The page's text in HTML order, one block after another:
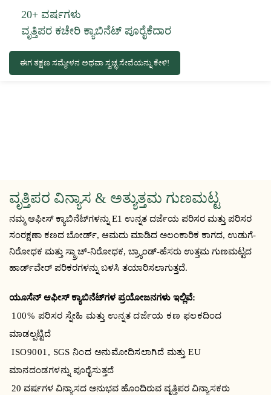
20+ ವರ್ಷಗಳು
ವೃತ್ತಿಪರ ಕಚೇರಿ ಕ್ಯಾಬಿನೆಟ್ ಪೂರೈಕೆದಾರ
ಈಗ ತಕ್ಷಣ ಸಮ್ಮೇಳನ ಅಥವಾ ಸ್ವಚ್ಛ ಸೇವೆಯನ್ನು ಕೇಳಿ!
ವೃತ್ತಿಪರ ವಿನ್ಯಾಸ & ಅತ್ಯುತ್ತಮ ಗುಣಮಟ್ಟ
ನಮ್ಮ ಆಫೀಸ್ ಕ್ಯಾಬಿನೆಟ್‌ಗಳನ್ನು E1 ಉನ್ನತ ದರ್ಜೆಯ ಪರಿಸರ ಮತ್ತು ಪರಿಸರ
ಸಂರಕ್ಷಣಾ ಕಣದ ಬೋರ್ಡ್, ಆಮದು ಮಾಡಿದ ಅಲಂಕಾರಿಕ ಕಾಗದ, ಉಡುಗೆ-
ನಿರೋಧಕ ಮತ್ತು ಸ್ಕ್ರಾಚ್-ನಿರೋಧಕ, ಬ್ರ್ಯಾಂಡ್-ಹೆಸರು ಉತ್ತಮ ಗುಣಮಟ್ಟದ
ಹಾರ್ಡ್‌ವೇರ್ ಪರಿಕರಗಳನ್ನು ಬಳಸಿ ತಯಾರಿಸಲಾಗುತ್ತದೆ.
ಯೂಸೆನ್ ಆಫೀಸ್ ಕ್ಯಾಬಿನೆಟ್‌ಗಳ ಪ್ರಯೋಜನಗಳು ಇಲ್ಲಿವೆ:
100% ಪರಿಸರ ಸ್ನೇಹಿ ಮತ್ತು ಉನ್ನತ ದರ್ಜೆಯ ಕಣ ಫಲಕದಿಂದ
ಮಾಡಲ್ಪಟ್ಟಿದೆ
ISO9001, SGS ನಿಂದ ಅನುಮೋದಿಸಲಾಗಿದೆ ಮತ್ತು EU
ಮಾನದಂಡಗಳನ್ನು ಪೂರೈಸುತ್ತದೆ
20 ವರ್ಷಗಳ ವಿನ್ಯಾಸದ ಅನುಭವ ಹೊಂದಿರುವ ವೃತ್ತಿಪರ ವಿನ್ಯಾಸಕರು